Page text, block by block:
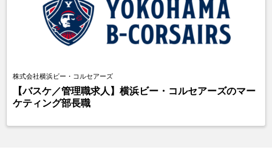
株式会社横浜ビー・コルセアーズ
【バスケ／管理職求人】横浜ビー・コルセアーズのマー
ケティング部長職